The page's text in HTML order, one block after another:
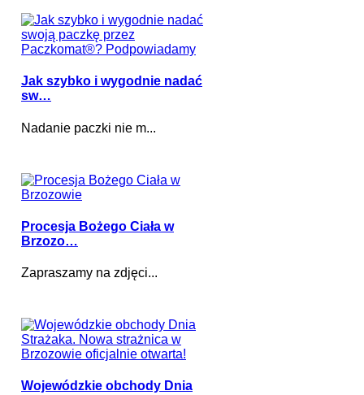
Jak szybko i wygodnie nadać
sw…
Nadanie paczki nie m...
Procesja Bożego Ciała w
Brzozo…
Zapraszamy na zdjęci...
Wojewódzkie obchody Dnia